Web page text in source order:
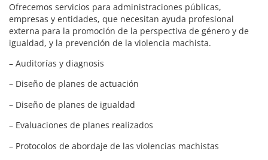
Ofrecemos servicios para administraciones públicas,
empresas y entidades, que necesitan ayuda profesional
externa para la promoción de la perspectiva de género y de
igualdad, y la prevención de la violencia machista.
– Auditorías y diagnosis
– Diseño de planes de actuación
– Diseño de planes de igualdad
– Evaluaciones de planes realizados
– Protocolos de abordaje de las violencias machistas